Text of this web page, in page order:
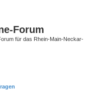
Forum
für das Rhein-Main-Neckar-